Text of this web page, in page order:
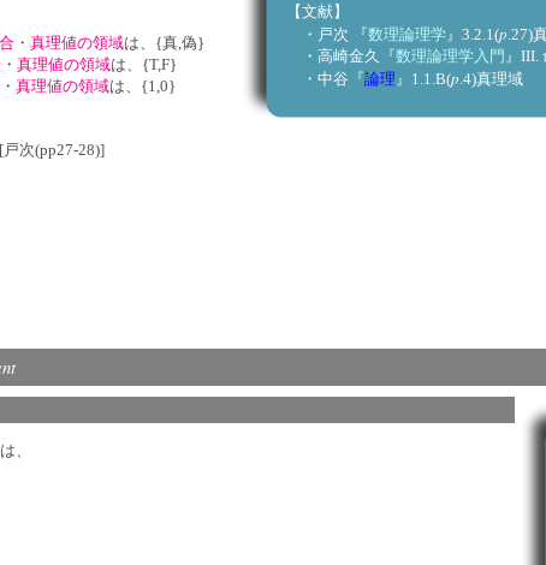
・ 真理値の領域は、{真,偽}
・ 真理値の領域は、{T,F}
・ 真理値の領域は、{1,0}
次(pp27-28)]
【文献】
・戸次 『数理論理学 』3.2.1(p .27)
・高崎金久『数理論理学入門 』III.
・中谷『論理 』1.1.B(p .4)真理域
、